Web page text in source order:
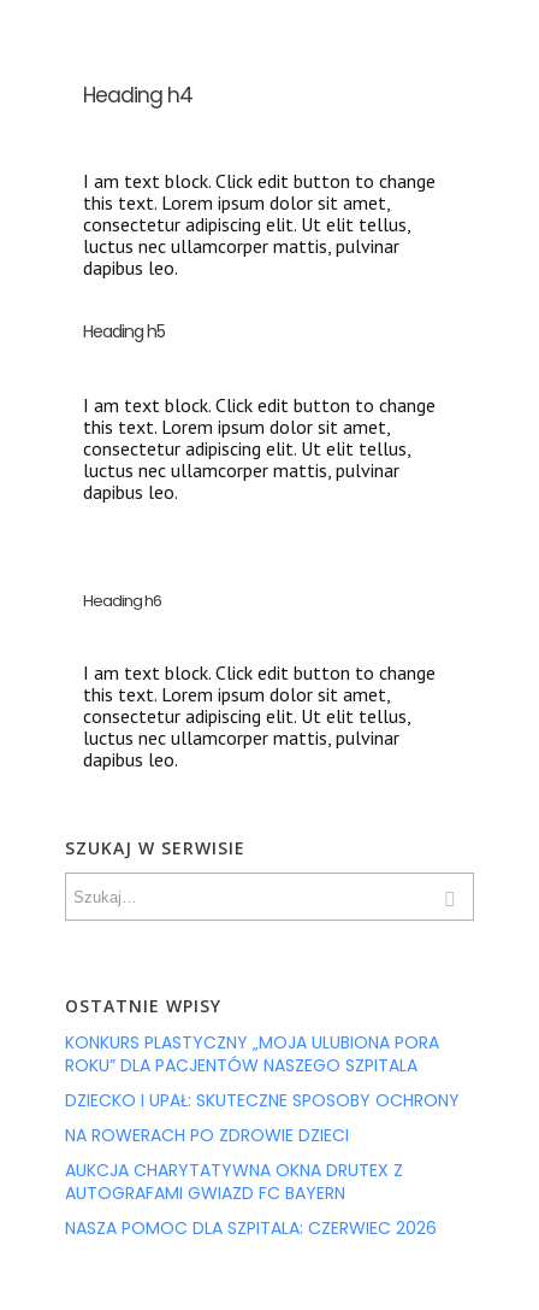
Heading h4
I am text block. Click edit button to change
this text. Lorem ipsum dolor sit amet,
consectetur adipiscing elit. Ut elit tellus,
luctus nec ullamcorper mattis, pulvinar
dapibus leo.
Heading h5
I am text block. Click edit button to change
this text. Lorem ipsum dolor sit amet,
consectetur adipiscing elit. Ut elit tellus,
luctus nec ullamcorper mattis, pulvinar
dapibus leo.
Heading h6
I am text block. Click edit button to change
this text. Lorem ipsum dolor sit amet,
consectetur adipiscing elit. Ut elit tellus,
luctus nec ullamcorper mattis, pulvinar
dapibus leo.
SZUKAJ W SERWISIE
OSTATNIE WPISY
KONKURS PLASTYCZNY „MOJA ULUBIONA PORA
ROKU” DLA PACJENTÓW NASZEGO SZPITALA
DZIECKO I UPAŁ: SKUTECZNE SPOSOBY OCHRONY
NA ROWERACH PO ZDROWIE DZIECI
AUKCJA CHARYTATYWNA OKNA DRUTEX Z
AUTOGRAFAMI GWIAZD FC BAYERN
NASZA POMOC DLA SZPITALA: CZERWIEC 2026